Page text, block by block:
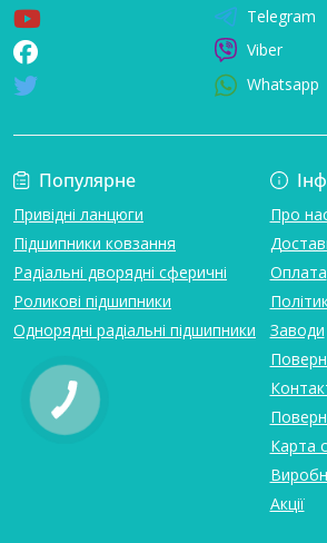
Популярне
Привідні ланцюги
Підшипники ковзання
Радіальні дворядні сферичні
Роликові підшипники
Однорядні радіальні підшипники
Про
Оплата
Заводи
Карта
Акції
Telegram
Viber
Whatsapp